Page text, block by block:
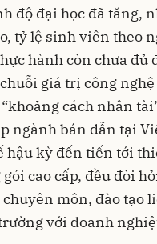
độ đại học đã tăng,
tỷ lệ sinh viên theo
hành còn chưa đủ
giá trị công nghệ
cách nhân
ngành bán dẫn tại
hậu kỳ đến tiến tới
cao cấp, đều đòi
môn, đào tạo
với doanh